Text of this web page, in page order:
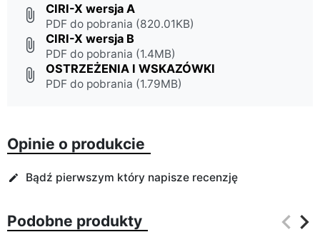
attach_file CIRI-X wersja A
PDF do pobrania (820.01KB)
attach_file CIRI-X wersja B
PDF do pobrania (1.4MB)
attach_file OSTRZEŻENIA I WSKAZÓWKI
PDF do pobrania (1.79MB)
Opinie o produkcie
edit Bądź pierwszym który napisze recenzję
Podobne produkty keyboard_arrow_left
keyboard_arrow_right